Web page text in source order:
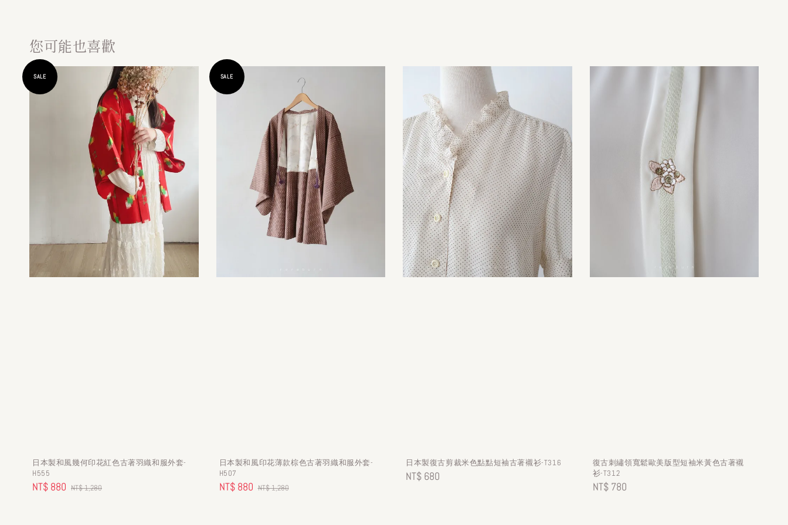
您可能也喜歡
SALE
日本製和風幾何印花紅色古著羽織和服外套-
H555
Sale
NT$ 880 Regular
NT$ 1,280
SALE
日本製和風印花薄款棕色古著羽織和服外套-
H507
Sale
NT$ 880 Regular
NT$ 1,280
日本製復古剪裁米色點點短袖古著襯衫-T316
Regular
NT$ 680
復古刺繡領寬鬆歐美版型短袖米黃色古著襯
衫-T312
Regular
NT$ 780